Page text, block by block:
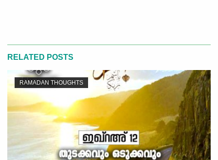
RELATED POSTS
RAMADAN THOUGHTS